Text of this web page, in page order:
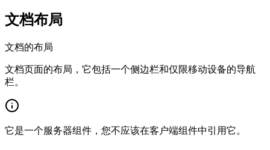
文档布局
文档的布局
文档页面的布局，它包括一个侧边栏和仅限移动设备的导航
栏。
它是一个服务器组件，您不应该在客户端组件中引用它。